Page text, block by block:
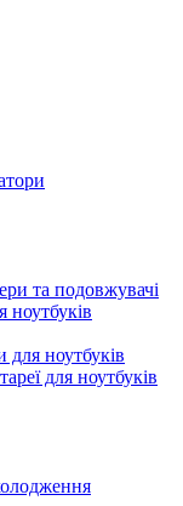
та подовжувачі
ноутбуків
ноутбуків
для ноутбуків